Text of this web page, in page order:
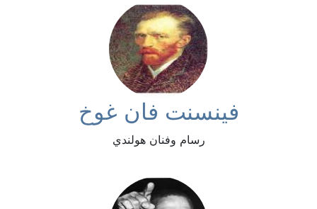
فينسنت فان غوخ
رسام وفنان هولندي